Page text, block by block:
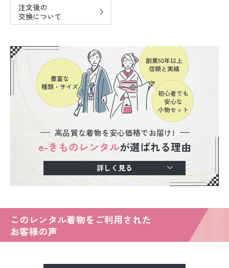
注文後の
交換について
高品質な着物を安心価格でお届け!
e-きものレンタルが選ばれる理由
詳しく見る
このレンタル着物をご利用された
お客様の声